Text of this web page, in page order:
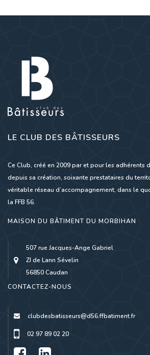
LE CLUB DES BÂTISSEURS
Ce Club, créé en 2009 par et pour les adhérents
depuis sa création, soixante prestataires du
véritable réseau d’accompagnement, dans le
la FFB 56.
MAISON DU BÂTIMENT DU MORBIHAN
507 rue Jacques-Ange Gabriel
ZI de Lann Sévelin
56850 Caudan
CONTACTEZ-NOUS
clubdesbatisseurs@d56.ffbatiment.fr
02 97 89 02 20